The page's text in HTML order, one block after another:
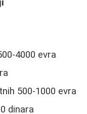
4000 evra
500-1000 evra
dinara